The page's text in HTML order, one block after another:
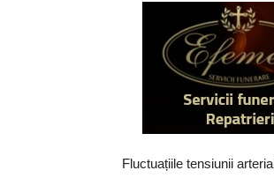
Fluctuațiile tensiunii